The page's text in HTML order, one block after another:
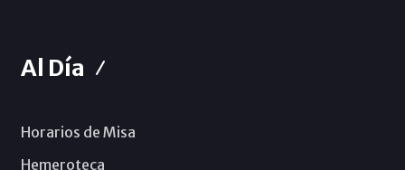
Al Día
Horarios de Misa
Hemeroteca